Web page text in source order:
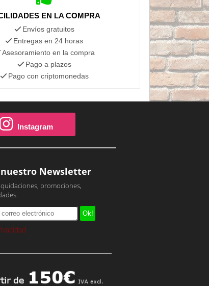
EN LA COMPRA
Envíos gratuitos
Entregas en 24 horas
Asesoramiento en la compra
Pago a plazos
Pago con criptomonedas
Instagram
Newsletter
promociones,